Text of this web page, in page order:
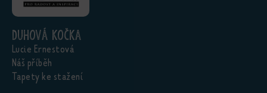
Duhová kočka
Lucie Ernestová
Náš příběh
Tapety ke stažení